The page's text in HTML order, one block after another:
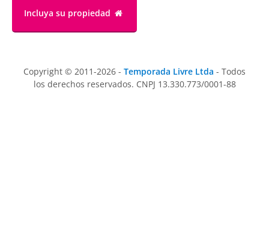
Incluya su propiedad
Copyright © 2011-2026 - Temporada Livre Ltda - Todos
los derechos reservados. CNPJ 13.330.773/0001-88